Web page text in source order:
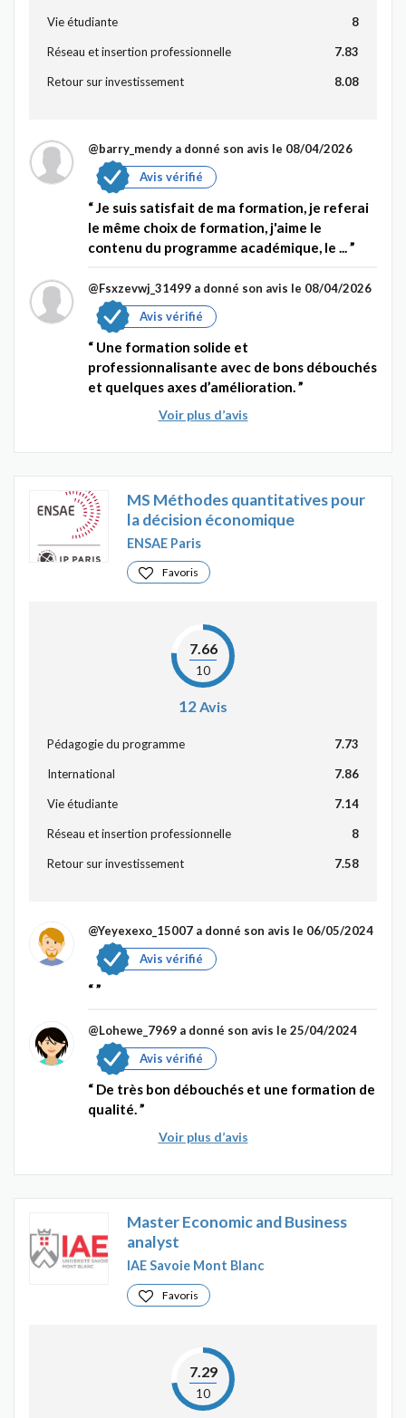
Vie étudiante 8
Réseau et insertion professionnelle 7.83
Retour sur investissement 8.08
@barry_mendy a donné son avis le 08/04/2026
Avis vérifié
Je suis satisfait de ma formation, je referai
le même choix de formation, j'aime le
contenu du programme académique, le ...
@Fsxzevwj_31499 a donné son avis le 08/04/2026
Avis vérifié
Une formation solide et
professionnalisante avec de bons débouchés
et quelques axes d’amélioration.
Voir plus d’avis
MS Méthodes quantitatives pour
la décision économique
ENSAE Paris
Favoris
7.66
10
12Avis
Pédagogie du programme 7.73
International 7.86
Vie étudiante 7.14
Réseau et insertion professionnelle 8
Retour sur investissement 7.58
@Yeyexexo_15007 a donné son avis le 06/05/2024
Avis vérifié
@Lohewe_7969 a donné son avis le 25/04/2024
Avis vérifié
De très bon débouchés et une formation de
qualité.
Voir plus d’avis
Master Economic and Business
analyst
IAE Savoie Mont Blanc
Favoris
7.29
10